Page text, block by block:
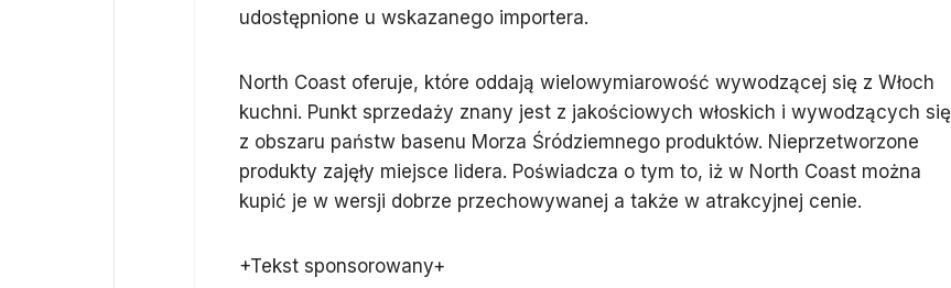
udostępnione u wskazanego importera.
North Coast oferuje, które oddają wielowymiarowość wywodzącej się z Włoch
kuchni. Punkt sprzedaży znany jest z jakościowych włoskich i wywodzących się
z obszaru państw basenu Morza Śródziemnego produktów. Nieprzetworzone
produkty zajęły miejsce lidera. Poświadcza o tym to, iż w North Coast można
kupić je w wersji dobrze przechowywanej a także w atrakcyjnej cenie.
+Tekst sponsorowany+